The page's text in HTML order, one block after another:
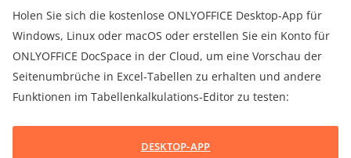
Holen Sie sich die kostenlose ONLYOFFICE Desktop-App für
Windows, Linux oder macOS oder erstellen Sie ein Konto für
ONLYOFFICE DocSpace in der Cloud, um eine Vorschau der
Seitenumbrüche in Excel-Tabellen zu erhalten und andere
Funktionen im Tabellenkalkulations-Editor zu testen:
DESKTOP-APP